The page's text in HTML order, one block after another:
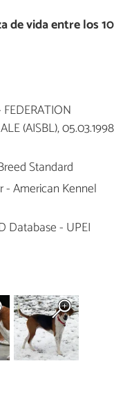
de vida entre los 10
(AISBL), 05.03.1998
Standard
- American Kennel
Database - UPEI